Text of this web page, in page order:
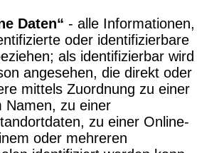
Daten“ - alle Informationen,
oder identifizierbare
als identifizierbar wird
angesehen, die direkt oder
mittels Zuordnung zu einer
Namen, zu einer
zu einer Online-
oder mehreren